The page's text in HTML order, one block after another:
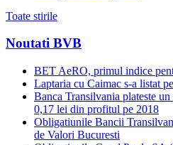
Toate stirile
Noutati BVB
BET AeRO, primul indice
Laptaria cu Caimac s-a listat
Banca Transilvania plateste
0,17 lei din profitul pe 2018
Obligatiunile Bancii
de Valori Bucuresti